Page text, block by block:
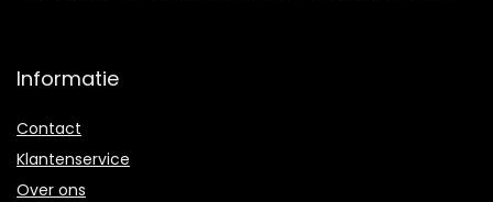
Informatie
Contact
Klantenservice
Over ons